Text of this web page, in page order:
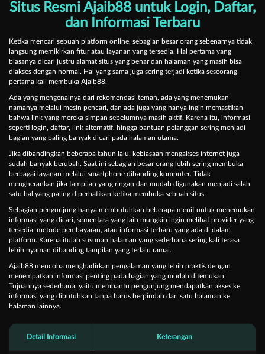
Situs Resmi Ajaib88 untuk Login, Daftar,
dan Informasi Terbaru
Ketika mencari sebuah platform online, sebagian besar orang sebenarnya tidak
langsung memikirkan fitur atau layanan yang tersedia. Hal pertama yang
biasanya dicari justru alamat situs yang benar dan halaman yang masih bisa
diakses dengan normal. Hal yang sama juga sering terjadi ketika seseorang
pertama kali membuka Ajaib88.
Ada yang mengenalnya dari rekomendasi teman, ada yang menemukan
namanya melalui mesin pencari, dan ada juga yang hanya ingin memastikan
bahwa link yang mereka simpan sebelumnya masih aktif. Karena itu, informasi
seperti login, daftar, link alternatif, hingga bantuan pelanggan sering menjadi
bagian yang paling banyak dicari pada halaman utama.
Jika dibandingkan beberapa tahun lalu, kebiasaan mengakses internet juga
sudah banyak berubah. Saat ini sebagian besar orang lebih sering membuka
berbagai layanan melalui smartphone dibanding komputer. Tidak
mengherankan jika tampilan yang ringan dan mudah digunakan menjadi salah
satu hal yang paling diperhatikan ketika membuka sebuah situs.
Sebagian pengunjung hanya membutuhkan beberapa menit untuk menemukan
informasi yang dicari, sementara yang lain mungkin ingin melihat provider yang
tersedia, metode pembayaran, atau informasi terbaru yang ada di dalam
platform. Karena itulah susunan halaman yang sederhana sering kali terasa
lebih nyaman dibanding tampilan yang terlalu ramai.
Ajaib88 mencoba menghadirkan pengalaman yang lebih praktis dengan
menempatkan informasi penting pada bagian yang mudah ditemukan.
Tujuannya sederhana, yaitu membantu pengunjung mendapatkan akses ke
informasi yang dibutuhkan tanpa harus berpindah dari satu halaman ke
halaman lainnya.
Detail Informasi Keterangan